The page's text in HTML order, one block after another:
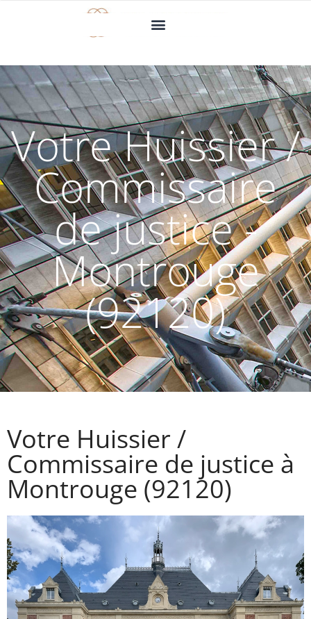
Votre Huissier /
Commissaire
de justice -
Montrouge
(92120)
Votre Huissier /
Commissaire de justice à
Montrouge (92120)